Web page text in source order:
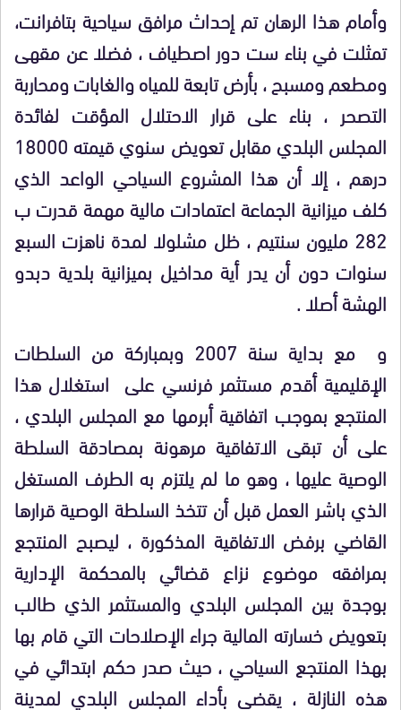
وأمام هذا الرهان تم إحداث مرافق سياحية بتافرانت،
تمثلت في بناء ست دور اصطياف ، فضلا عن مقهى
ومطعم ومسبح ، بأرض تابعة للمياه والغابات ومحاربة
التصحر ، بناء على قرار الاحتلال المؤقت لفائدة
المجلس البلدي مقابل تعويض سنوي قيمته 18000
درهم ، إلا أن هذا المشروع السياحي الواعد الذي
كلف ميزانية الجماعة اعتمادات مالية مهمة قدرت ب
282 مليون سنتيم ، ظل مشلولا لمدة ناهزت السبع
سنوات دون أن يدر أية مداخيل بميزانية بلدية دبدو
الهشة أصلا .
و مع بداية سنة 2007 وبمباركة من السلطات
الإقليمية أقدم مستثمر فرنسي على استغلال هذا
المنتجع بموجب اتفاقية أبرمها مع المجلس البلدي ،
على أن تبقى الاتفاقية مرهونة بمصادقة السلطة
الوصية عليها ، وهو ما لم يلتزم به الطرف المستغل
الذي باشر العمل قبل أن تتخذ السلطة الوصية قرارها
القاضي برفض الاتفاقية المذكورة ، ليصبح المنتجع
بمرافقه موضوع نزاع قضائي بالمحكمة الإدارية
بوجدة بين المجلس البلدي والمستثمر الذي طالب
بتعويض خسارته المالية جراء الإصلاحات التي قام بها
بهذا المنتجع السياحي ، حيث صدر حكم ابتدائي في
هذه النازلة ، يقضي بأداء المجلس البلدي لمدينة